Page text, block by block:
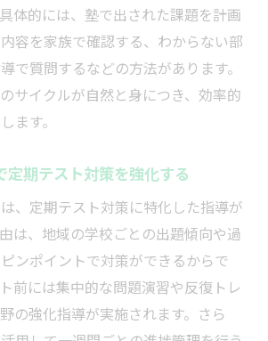
体的には、塾で出された課題を計画
容を家族で確認する、わからない部
で質問するなどの方法があります。
サイクルが自然と身につき、効率的
ます。
定期テスト対策を強化する
、定期テスト対策に特化した指導が
は、地域の学校ごとの出題傾向や過
ンポイントで対策ができるからで
前には集中的な問題演習や反復トレ
の強化指導が実施されます。さら